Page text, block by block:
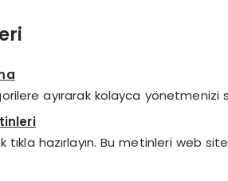
ayırarak kolayca
hazırlayın. Bu metinleri web